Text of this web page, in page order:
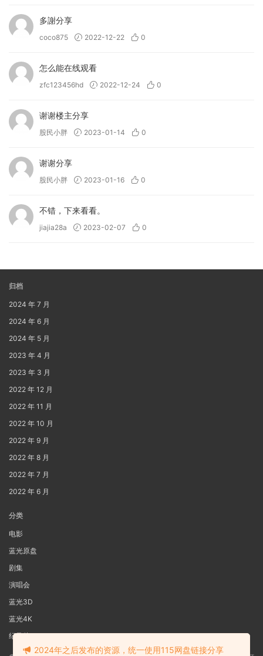
多謝分享
coco875 2022-12-22 0
怎么能在线观看
zfc123456hd 2022-12-24 0
谢谢楼主分享
股民小胖 2023-01-14 0
谢谢分享
股民小胖 2023-01-16 0
不错，下来看看。
jiajia28a 2023-02-07 0
归档
2024 年 7 月
2024 年 6 月
2024 年 5 月
2023 年 4 月
2023 年 3 月
2022 年 12 月
2022 年 11 月
2022 年 10 月
2022 年 9 月
2022 年 8 月
2022 年 7 月
2022 年 6 月
分类
电影
蓝光原盘
剧集
演唱会
蓝光3D
蓝光4K
纪录片
2024年之后发布的资源，统一使用115网盘链接分享